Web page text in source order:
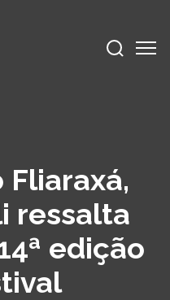
Fliaraxá,
ressalta
edição